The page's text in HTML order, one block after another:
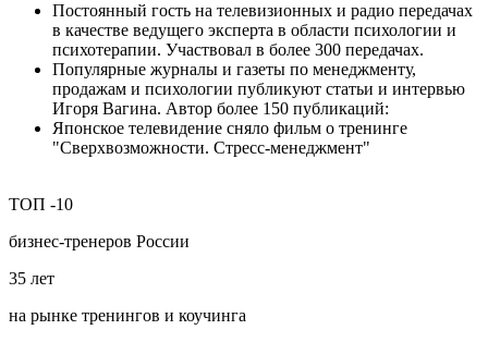
Постоянный гость на телевизионных и радио передачах
в качестве ведущего эксперта в области психологии и
психотерапии. Участвовал в более 300 передачах.
Популярные журналы и газеты по менеджменту,
продажам и психологии публикуют статьи и интервью
Игоря Вагина. Автор более 150 публикаций:
Японское телевидение сняло фильм о тренинге
"Сверхвозможности. Стресс-менеджмент"
ТОП -10
бизнес‑тренеров России
35 лет
на рынке тренингов и коучинга